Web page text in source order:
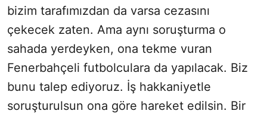
bizim tarafımızdan da varsa cezasını
çekecek zaten. Ama aynı soruşturma o
sahada yerdeyken, ona tekme vuran
Fenerbahçeli futbolculara da yapılacak. Biz
bunu talep ediyoruz. İş hakkaniyetle
soruşturulsun ona göre hareket edilsin. Bir